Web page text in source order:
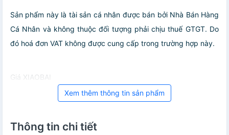
Sản phẩm này là tài sản cá nhân được bán bởi Nhà Bán Hàng
Cá Nhân và không thuộc đối tượng phải chịu thuế GTGT. Do
đó hoá đơn VAT không được cung cấp trong trường hợp này.
Giá XIAOBAI
Xem thêm thông tin sản phẩm
Thông tin chi tiết